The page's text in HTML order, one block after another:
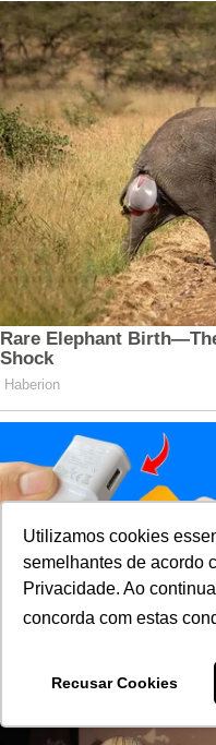
Utilizamos cookies
semelhantes de acordo
Privacidade. Ao
concorda com estas
Recusar Cookies